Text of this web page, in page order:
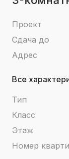
Проект
Сдача до
Адрес
Все
Тип
Класс
Этаж
Номер